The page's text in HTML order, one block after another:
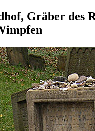
Gräber des